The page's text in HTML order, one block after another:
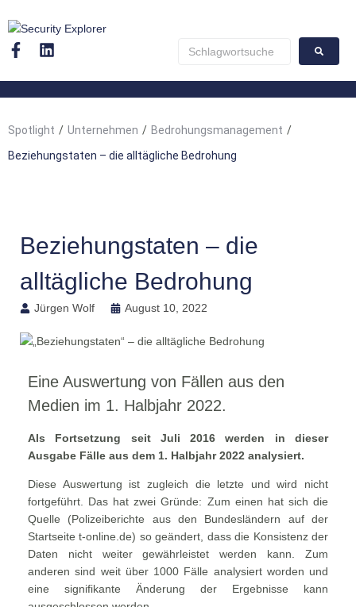
Spotlight / Unternehmen / Bedrohungsmanagement /
Beziehungstaten – die alltägliche Bedrohung
Beziehungstaten – die
alltägliche Bedrohung
Jürgen Wolf August 10, 2022
Eine Auswertung von Fällen aus den
Medien im 1. Halbjahr 2022.
Als Fortsetzung seit Juli 2016 werden in dieser
Ausgabe Fälle aus dem 1. Halbjahr 2022 analysiert.
Diese Auswertung ist zugleich die letzte und wird nicht
fortgeführt. Das hat zwei Gründe: Zum einen hat sich die
Quelle (Polizeiberichte aus den Bundesländern auf der
Startseite t-online.de) so geändert, dass die Konsistenz der
Daten nicht weiter gewährleistet werden kann. Zum
anderen sind weit über 1000 Fälle analysiert worden und
eine signifikante Änderung der Ergebnisse kann